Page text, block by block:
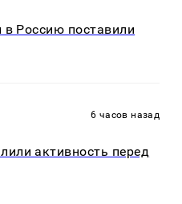
Россию поставили
6 часов назад
активность перед